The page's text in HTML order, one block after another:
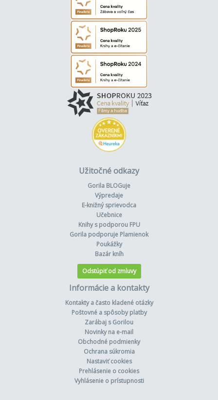
Užitočné odkazy
Gorila BLOGuje
Výpredaje
E-knižný sprievodca
Učebnice
Knihy s podporou FPU
Gorila podporuje Plamienok
Poukážky
Bazár kníh
Odstúpiť od zmluvy
Informácie a kontakty
Kontakty a často kladené otázky
Poštovné a spôsoby platby
Zarábaj s Gorilou
Novinky na e-mail
Obchodné podmienky
Ochrana súkromia
Nastaviť cookies
Prehlásenie o cookies
Vyhlásenie o prístupnosti